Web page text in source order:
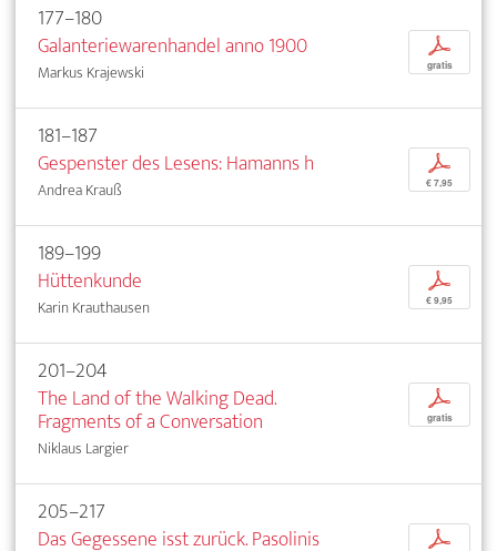
177–180
Galanteriewarenhandel anno 1900
Markus Krajewski
p
gratis
181–187
Gespenster des Lesens: Hamanns h
Andrea Krauß
p
€ 7,95
189–199
Hüttenkunde
Karin Krauthausen
p
€ 9,95
201–204
The Land of the Walking Dead.
Fragments of a Conversation
Niklaus Largier
p
gratis
205–217
Das Gegessene isst zurück. Pasolinis
p